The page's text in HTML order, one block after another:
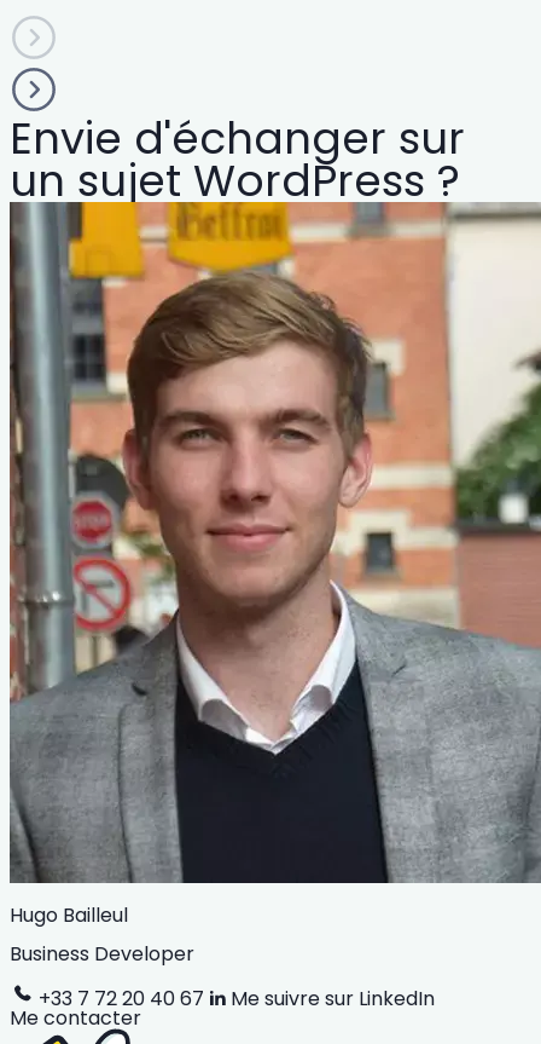
Envie d'échanger sur
un sujet WordPress ?
Hugo Bailleul
Business Developer
+33 7 72 20 40 67
Me suivre sur LinkedIn
Me contacter